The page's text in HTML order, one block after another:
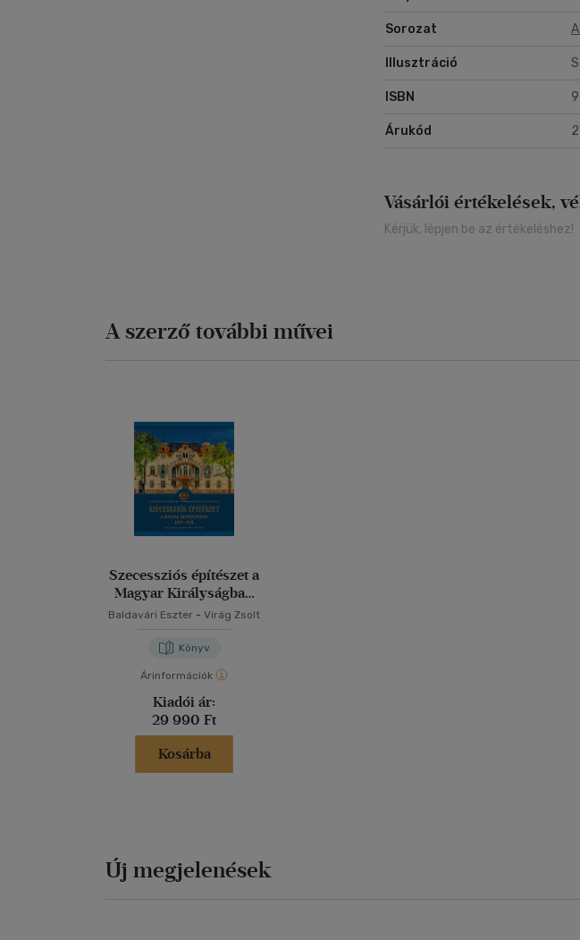
szabályzatát, gyorsabbá és
Sorozat
Illusztráció
ISBN
Árukód
Vásárlói értékelések,
Kérjük, lépjen be az értékeléshez!
A szerző további művei
Szecessziós építészet a
Magyar Királyságban
(1893-1918)
Baldavári Eszter -Virág Zsolt
Könyv
Árinformációk
Kiadói ár:
29 990 Ft
Kosárba
Új megjelenések